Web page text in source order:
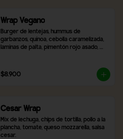
Wrap Vegano
Burger de lentejas, hummus de
garbanzos, quínoa, cebolla caramelizada,
laminas de palta, pimentón rojo asado,
$8.900
Cesar Wrap
Mix de lechuga, chips de tortilla, pollo a la
plancha, tomate, queso mozzarella, salsa
cesar.